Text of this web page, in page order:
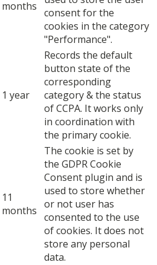
months consent for the
cookies in the category
"Performance".
1 year
Records the default
button state of the
corresponding
category & the status
of CCPA. It works only
in coordination with
the primary cookie.
11
months
The cookie is set by
the GDPR Cookie
Consent plugin and is
used to store whether
or not user has
consented to the use
of cookies. It does not
store any personal
data.